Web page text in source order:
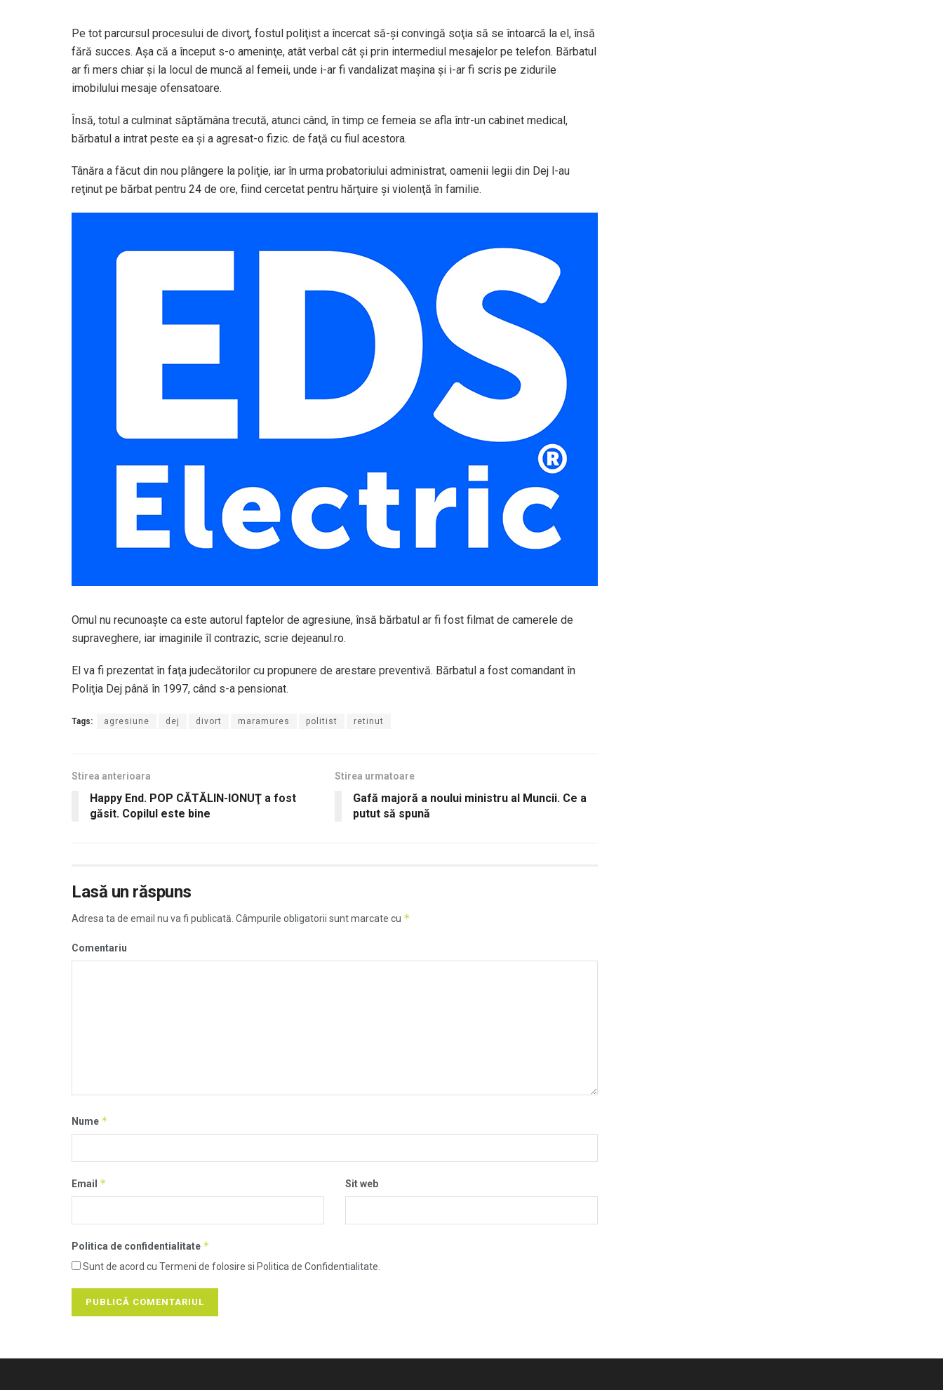
Pe tot parcursul procesului de divorţ, fostul poliţist a încercat să-şi convingă soţia să se întoarcă la el, însă
fără succes. Aşa că a început s-o ameninţe, atât verbal cât şi prin intermediul mesajelor pe telefon. Bărbatul
ar fi mers chiar şi la locul de muncă al femeii, unde i-ar fi vandalizat maşina şi i-ar fi scris pe zidurile
imobilului mesaje ofensatoare.
Însă, totul a culminat săptămâna trecută, atunci când, în timp ce femeia se afla într-un cabinet medical,
bărbatul a intrat peste ea şi a agresat-o fizic. de faţă cu fiul acestora.
Tânăra a făcut din nou plângere la poliţie, iar în urma probatoriului administrat, oamenii legii din Dej l-au
reţinut pe bărbat pentru 24 de ore, fiind cercetat pentru hărţuire şi violenţă în familie.
Omul nu recunoaşte ca este autorul faptelor de agresiune, însă bărbatul ar fi fost filmat de camerele de
supraveghere, iar imaginile îl contrazic, scrie dejeanul.ro.
El va fi prezentat în faţa judecătorilor cu propunere de arestare preventivă. Bărbatul a fost comandant în
Poliţia Dej până în 1997, când s-a pensionat.
Tags: agresiune dej divort maramures politist retinut
Stirea anterioara
Happy End. POP CĂTĂLIN-IONUŢ a fost
găsit. Copilul este bine
Stirea urmatoare
Gafă majoră a noului ministru al Muncii. Ce a
putut să spună
Lasă un răspuns
Adresa ta de email nu va fi publicată. Câmpurile obligatorii sunt marcate cu *
Comentariu
Nume *
Email * Sit web
Politica de confidentialitate *
Sunt de acord cu Termeni de folosire si Politica de Confidentialitate.